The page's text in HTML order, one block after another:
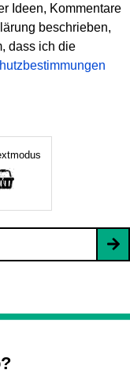
Ideen, Kommentare
beschrieben,
dass ich die